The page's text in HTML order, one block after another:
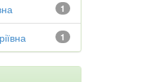
1
1